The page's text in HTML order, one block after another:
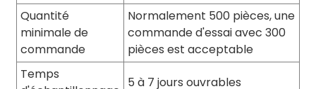
Quantité
minimale de
commande
Normalement 500 pièces, une
commande d'essai avec 300
pièces est acceptable
Temps
5 à 7 jours ouvrables